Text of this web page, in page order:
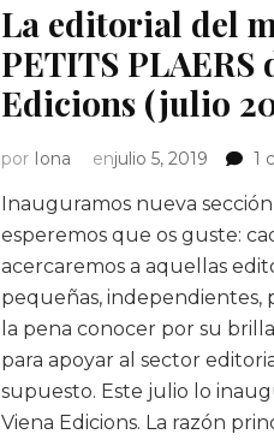
La editorial del
PETITS PLAERS
Edicions (julio
por Iona enjulio 5, 2019 1
Inauguramos nueva
esperemos que os guste:
acercaremos a aquellas
pequeñas, independientes,
la pena conocer por su
para apoyar al sector
supuesto. Este julio lo
Viena Edicions. La razón